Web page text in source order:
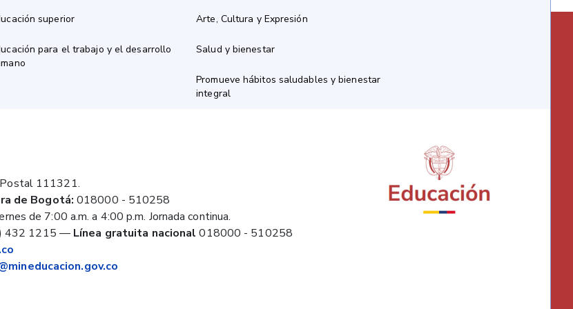
superior
para el trabajo y el desarrollo
Arte, Cultura y Expresión
Salud y bienestar
Promueve hábitos saludables y bienestar
integral
Postal 111321.
de Bogotá: 018000 - 510258
de 7:00 a.m. a 4:00 p.m. Jornada continua.
432 1215 — Línea gratuita nacional 018000 - 510258